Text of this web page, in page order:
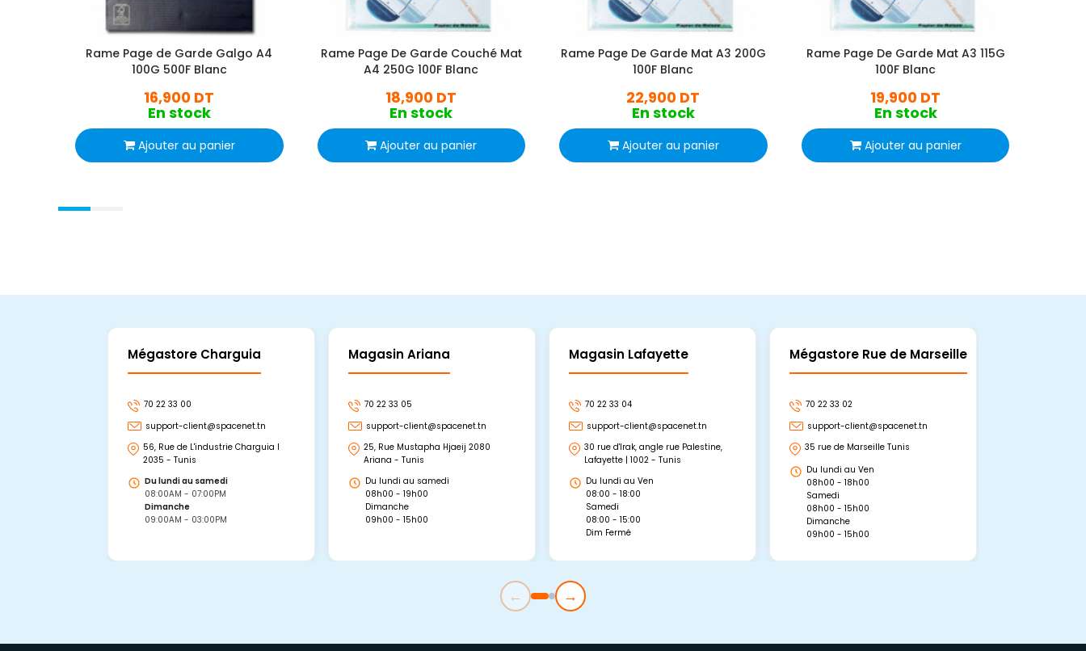
Rame Page de Garde Galgo A4
100G 500F Blanc
16,900 DT
En stock
Ajouter au panier
Rame Page De Garde Couché Mat
A4 250G 100F Blanc
18,900 DT
En stock
Ajouter au panier
Rame Page De Garde Mat A3 200G
100F Blanc
22,900 DT
En stock
Ajouter au panier
Rame Page De Garde Mat A3 115G
100F Blanc
19,900 DT
En stock
Ajouter au panier
Mégastore Charguia
70 22 33 00
support-client@spacenet.tn
56, Rue de L'industrie Charguia I
2035 - Tunis
Du lundi au samedi
08:00AM - 07:00PM
Dimanche
09:00AM - 03:00PM
Magasin Ariana
70 22 33 05
support-client@spacenet.tn
25, Rue Mustapha Hjaeij 2080
Ariana - Tunis
Du lundi au samedi
08h00 - 19h00
Dimanche
09h00 - 15h00
Magasin Lafayette
70 22 33 04
support-client@spacenet.tn
30 rue d'Irak, angle rue Palestine,
Lafayette | 1002 - Tunis
Du lundi au Ven
08:00 - 18:00
Samedi
08:00 - 15:00
Dim Fermé
Mégastore Rue de Marseille
70 22 33 02
support-client@spacenet.tn
35 rue de Marseille Tunis
Du lundi au Ven
08h00 - 18h00
Samedi
08h00 - 15h00
Dimanche
09h00 - 15h00
← →